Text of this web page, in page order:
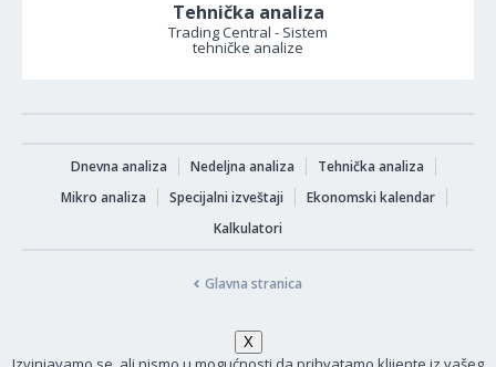
Tehnička analiza
Trading Central - Sistem
tehničke analize
Dnevna analiza Nedeljna analiza
Tehnička analiza
Mikro analiza
Specijalni izveštaji
Ekonomski kalendar
Kalkulatori
Glavna stranica